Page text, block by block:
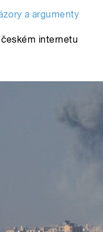
a argumenty
internetu